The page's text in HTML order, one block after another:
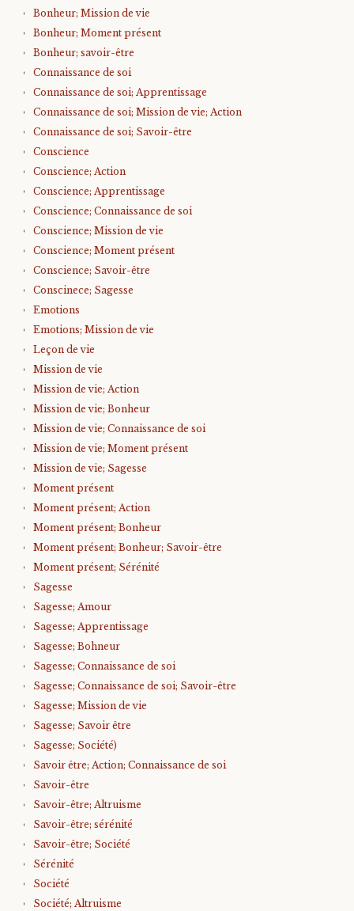
Bonheur; Mission de vie
Bonheur; Moment présent
Bonheur; savoir-être
Connaissance de soi
Connaissance de soi; Apprentissage
Connaissance de soi; Mission de vie; Action
Connaissance de soi; Savoir-être
Conscience
Conscience; Action
Conscience; Apprentissage
Conscience; Connaissance de soi
Conscience; Mission de vie
Conscience; Moment présent
Conscience; Savoir-être
Conscinece; Sagesse
Emotions
Emotions; Mission de vie
Leçon de vie
Mission de vie
Mission de vie; Action
Mission de vie; Bonheur
Mission de vie; Connaissance de soi
Mission de vie; Moment présent
Mission de vie; Sagesse
Moment présent
Moment présent; Action
Moment présent; Bonheur
Moment présent; Bonheur; Savoir-être
Moment présent; Sérénité
Sagesse
Sagesse; Amour
Sagesse; Apprentissage
Sagesse; Bohneur
Sagesse; Connaissance de soi
Sagesse; Connaissance de soi; Savoir-être
Sagesse; Mission de vie
Sagesse; Savoir être
Sagesse; Société)
Savoir être; Action; Connaissance de soi
Savoir-être
Savoir-être; Altruisme
Savoir-être; sérénité
Savoir-être; Société
Sérénité
Société
Société; Altruisme